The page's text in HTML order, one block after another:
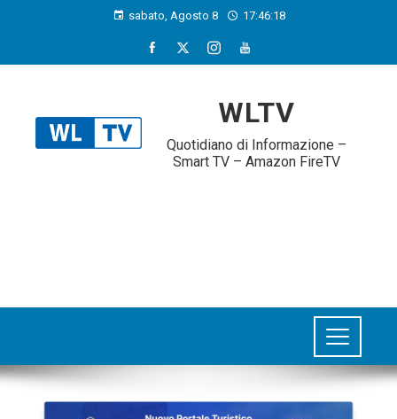
sabato, Agosto 8 17:46:19
WLTV
Quotidiano di Informazione –
Smart TV – Amazon FireTV